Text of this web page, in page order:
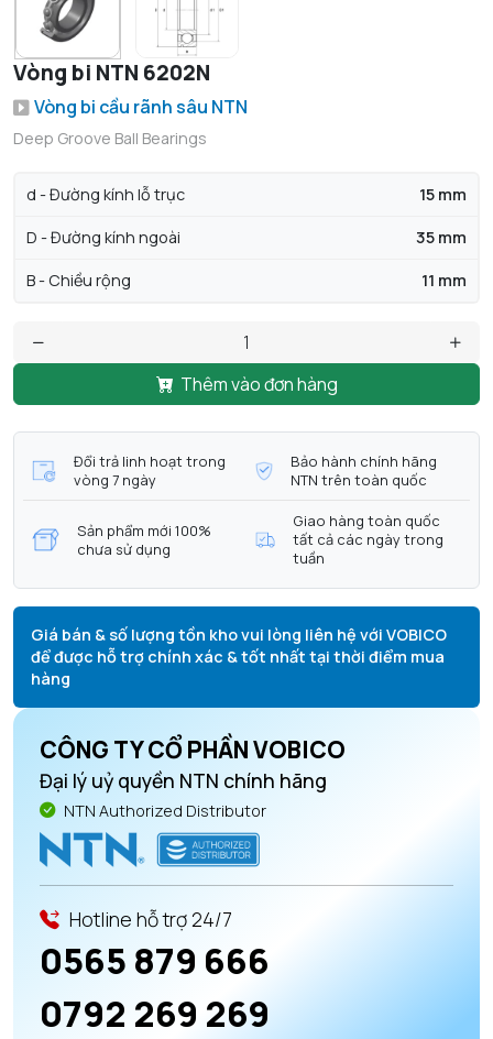
Vòng bi NTN 6202N
Vòng bi cầu rãnh sâu NTN
Deep Groove Ball Bearings
d - Đường kính lỗ trục 15 mm
D - Đường kính ngoài 35 mm
B - Chiều rộng 11 mm
Thêm vào đơn hàng
Đổi trả linh hoạt trong
vòng 7 ngày
Bảo hành chính hãng
NTN trên toàn quốc
Sản phẩm mới 100%
chưa sử dụng
Giao hàng toàn quốc
tất cả các ngày trong
tuần
Giá bán & số lượng tồn kho vui lòng liên hệ với VOBICO
để được hỗ trợ chính xác & tốt nhất tại thời điểm mua
hàng
CÔNG TY CỔ PHẦN VOBICO
Đại lý uỷ quyền NTN chính hãng
NTN Authorized Distributor
Hotline hỗ trợ 24/7
0565 879 666
0792 269 269